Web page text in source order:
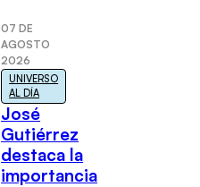
07 DE
AGOSTO
2026
UNIVERSO
AL DÍA
José
Gutiérrez
destaca la
importancia